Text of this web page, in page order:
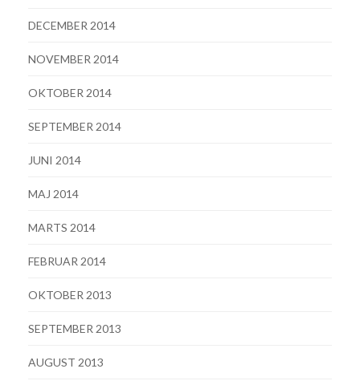
DECEMBER 2014
NOVEMBER 2014
OKTOBER 2014
SEPTEMBER 2014
JUNI 2014
MAJ 2014
MARTS 2014
FEBRUAR 2014
OKTOBER 2013
SEPTEMBER 2013
AUGUST 2013